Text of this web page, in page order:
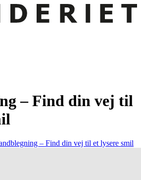
– Find din vej til
– Find din vej til et lysere smil